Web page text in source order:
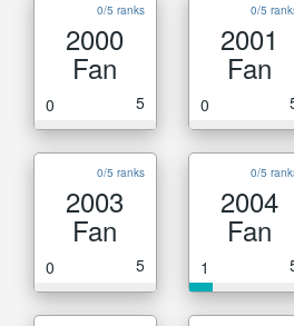
0/5 ranks
2000
Fan
0 5
0/5
2001
Fan
0
0/5 ranks
2003
Fan
0 5
0/5
2004
Fan
1